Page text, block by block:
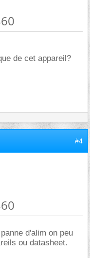
de cet appareil?
#4
d'alim on peu
ou datasheet.